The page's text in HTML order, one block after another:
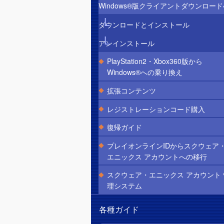
Windows®版クライアントダウンロード
ダウンロードとインストール
アンインストール
PlayStation2・Xbox360版から
Windows®への乗り換え
拡張コンテンツ
レジストレーションコード購入
復帰ガイド
プレイオンラインIDからスクウェア
エニックス アカウントへの移行
スクウェア・エニックス アカウント
理システム
各種ガイド